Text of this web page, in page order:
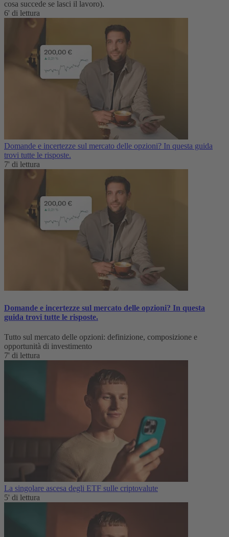
cosa succede se lasci il lavoro).
6' di lettura
Domande e incertezze sul mercato delle opzioni? In questa guida
trovi tutte le risposte.
7' di lettura
Domande e incertezze sul mercato delle opzioni? In questa
guida trovi tutte le risposte.
Tutto sul mercato delle opzioni: definizione, composizione e
opportunità di investimento
7' di lettura
La singolare ascesa degli ETF sulle criptovalute
5' di lettura